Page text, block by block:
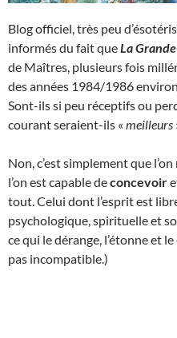
Blog officiel, très peu
informés du fait queLa
de Maîtres, plusieurs fois
des années 1984/1986
Sont-ils si peu réceptifs ou
courant seraient-ils « meilleurs
Non, c’est simplement que
l’on est capable deconcevoir
tout. Celui dont l’esprit est
psychologique, spirituelle et
ce qui le dérange, l’étonne et
pas incompatible.)